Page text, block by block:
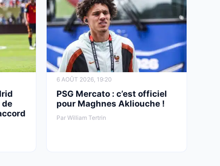
de
6 AOÛT 2026, 19:20
PSG Mercato : c’est officiel
pour Maghnes Akliouche !
Par William Tertrin